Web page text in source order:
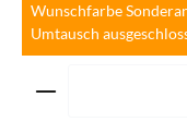
Wunschfarbe
Umtausch
Produkt Anzahl: